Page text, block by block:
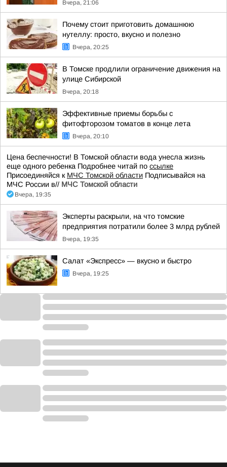
Вчера, 21:06
Почему стоит приготовить домашнюю
нутеллу: просто, вкусно и полезно
Вчера, 20:25
В Томске продлили ограничение движения на
улице Сибирской
Вчера, 20:18
Эффективные приемы борьбы с
фитофторозом томатов в конце лета
Вчера, 20:10
Цена беспечности! В Томской области вода унесла жизнь
еще одного ребенка Подробнее читай по ссылке
Присоединяйся к МЧС Томской области Подписывайся на
МЧС России в// МЧС Томской области
Вчера, 19:35
Эксперты раскрыли, на что томские
предприятия потратили более 3 млрд рублей
Вчера, 19:35
Салат «Экспресс» — вкусно и быстро
Вчера, 19:25